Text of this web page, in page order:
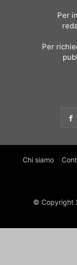
Per
Per
Chi siamo
© Copyright